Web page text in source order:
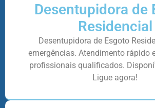
Desentupidora de
Residencial
Desentupidora de Esgoto
emergências. Atendimento rápido
profissionais qualificados.
Ligue agora!